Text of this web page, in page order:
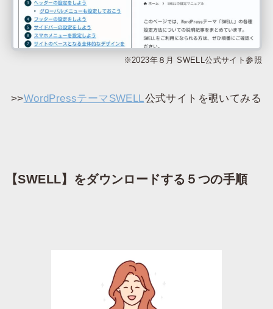
※2023年８月 SWELL公式サイト参照
>>WordPressテーマSWELL公式サイトを覗いてみる
【SWELL】をダウンロードする５つの手順